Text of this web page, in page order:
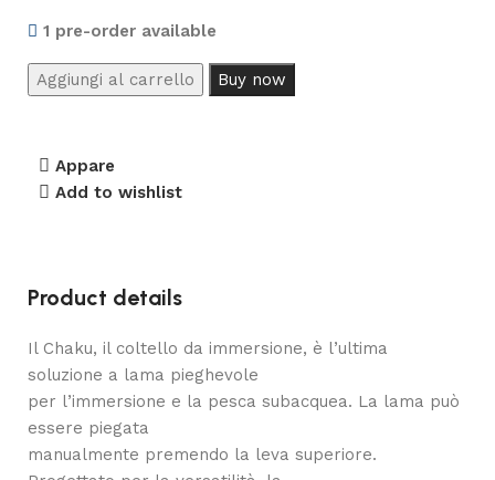
1 pre-order available
Aggiungi al carrello Buy now
Appare
Add to wishlist
Product details
Il Chaku, il coltello da immersione, è l’ultima
soluzione a lama pieghevole
per l’immersione e la pesca subacquea. La lama può
essere piegata
manualmente premendo la leva superiore.